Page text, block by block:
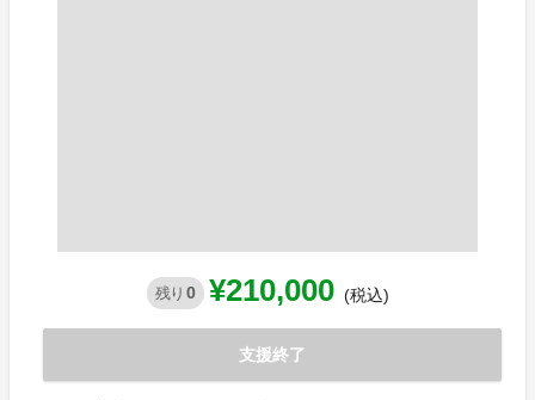
残り 0 ¥210,000 (税込)
支援終了